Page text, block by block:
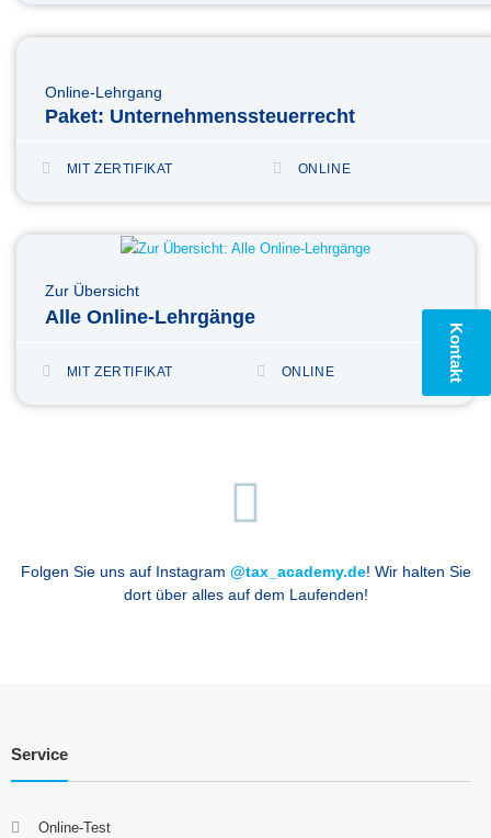
Kontakt
Online-Lehrgang
Paket: Unternehmenssteuerrecht
MIT ZERTIFIKAT ONLINE
Zur Übersicht
Alle Online-Lehrgänge
MIT ZERTIFIKAT ONLINE
Folgen Sie uns auf Instagram @tax_academy.de! Wir halten Sie
dort über alles auf dem Laufenden!
Service
Online-Test